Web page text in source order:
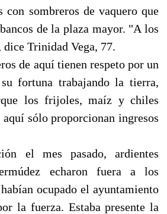
sombreros de vaquero que
de la plaza mayor. "A los
Trinidad Vega, 77.
de aquí tienen respeto por un
fortuna trabajando la tierra,
los frijoles, maíz y chiles
sólo proporcionan ingresos
el mes pasado, ardientes
echaron fuera a los
ocupado el ayuntamiento
la fuerza. Estaba presente la